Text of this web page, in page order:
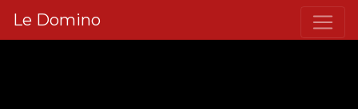
Le Domino